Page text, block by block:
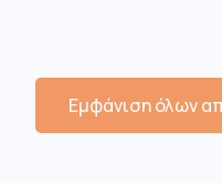
Εμφάνιση όλων